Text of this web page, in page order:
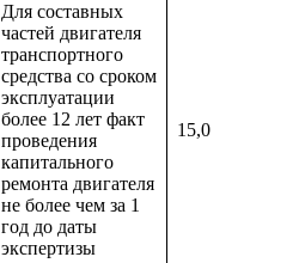
Для составных
частей двигателя
транспортного
средства со сроком
эксплуатации
более 12 лет факт
проведения
капитального
ремонта двигателя
не более чем за 1
год до даты
экспертизы
15,0